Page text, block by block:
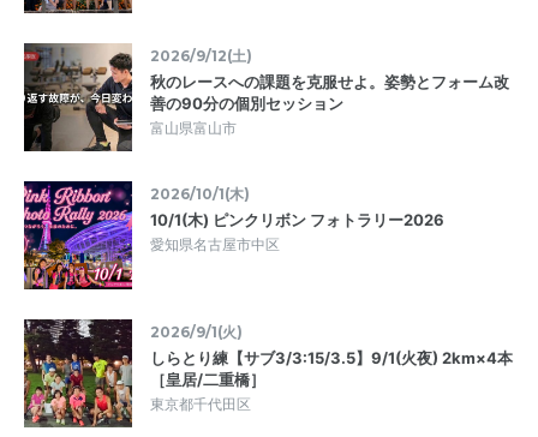
2026/9/12(土)
秋のレースへの課題を克服せよ。姿勢とフォーム改
善の90分の個別セッション
富山県富山市
2026/10/1(木)
10/1(木) ピンクリボン フォトラリー2026
愛知県名古屋市中区
2026/9/1(火)
しらとり練【サブ3/3:15/3.5】9/1(火夜) 2km×4本
［皇居/二重橋］
東京都千代田区